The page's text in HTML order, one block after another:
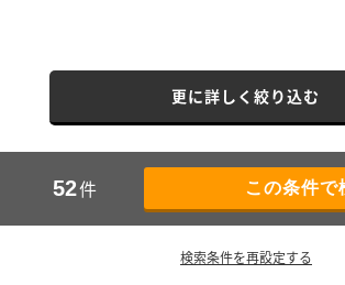
更に詳しく絞り込む
52件
検索条件を再設定する